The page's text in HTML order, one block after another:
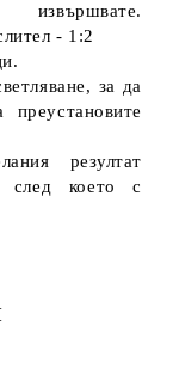
- 1:2
за да
резултат
след което с